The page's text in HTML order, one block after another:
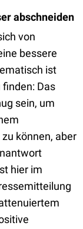
abschneiden
von
bessere
ist
finden: Das
sein, um
können, aber
hier im